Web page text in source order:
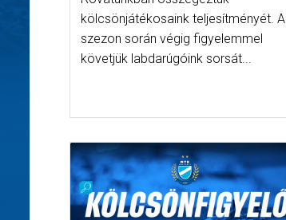
kölcsönjátékosaink teljesítményét. A
szezon során végig figyelemmel
követjük labdarúgóink sorsát...